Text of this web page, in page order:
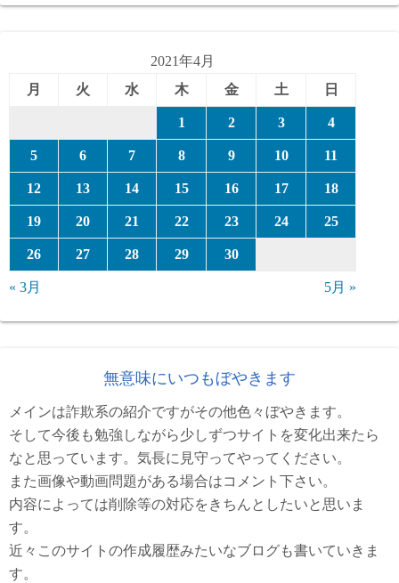
ゴ
2021年4月
月
火 水 木 金 土 日
1 2 3 4
5 6 7 8 9 10 11
12 13 14 15 16 17 18
19 20 21 22 23 24 25
26 27 28 29 30
« 3月 5月 »
無意味にいつもぼやきます
メインは詐欺系の紹介ですがその他色々ぼやきます。
そして今後も勉強しながら少しずつサイトを変化出来たら
なと思っています。気長に見守ってやってください。
また画像や動画問題がある場合はコメント下さい。
内容によっては削除等の対応をきちんとしたいと思いま
す。
近々このサイトの作成履歴みたいなブログも書いていきま
す。